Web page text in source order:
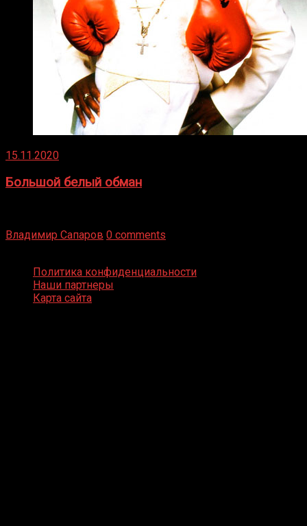
15.11.2020
Большой белый обман
Владимир Сапаров 0 comments
Политика конфиденциальности
Наши партнеры
Карта сайта